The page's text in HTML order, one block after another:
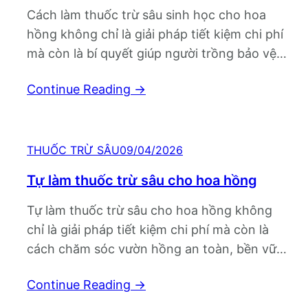
Cách làm thuốc trừ sâu sinh học cho hoa
hồng không chỉ là giải pháp tiết kiệm chi phí
mà còn là bí quyết giúp người trồng bảo vệ
thân thiện với môi trường. Khi hoa hồng ngày
Continue Reading →
THUỐC TRỪ SÂU09/04/2026
Tự làm thuốc trừ sâu cho hoa hồng
Tự làm thuốc trừ sâu cho hoa hồng không
chỉ là giải pháp tiết kiệm chi phí mà còn là
cách chăm sóc vườn hồng an toàn, bền vững
chọn. Khi những đợt sâu bệnh xuất hiện dày
Continue Reading →